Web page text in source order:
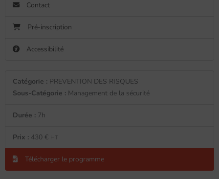
Contact
Pré-inscription
Accessibilité
Catégorie : PREVENTION DES RISQUES
Sous-Catégorie : Management de la sécurité
Durée : 7h
Prix : 430 € HT
Télécharger le programme